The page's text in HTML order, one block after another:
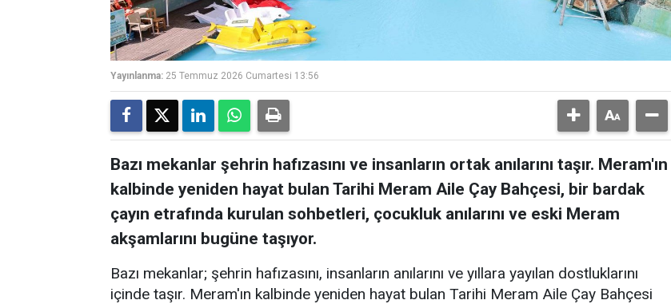
Yayınlanma: 25 Temmuz 2026 Cumartesi 13:56
Bazı mekanlar şehrin hafızasını ve insanların ortak anılarını taşır. Meram'ın
kalbinde yeniden hayat bulan Tarihi Meram Aile Çay Bahçesi, bir bardak
çayın etrafında kurulan sohbetleri, çocukluk anılarını ve eski Meram
akşamlarını bugüne taşıyor.
Bazı mekanlar; şehrin hafızasını, insanların anılarını ve yıllara yayılan dostluklarını
içinde taşır. Meram'ın kalbinde yeniden hayat bulan Tarihi Meram Aile Çay Bahçesi